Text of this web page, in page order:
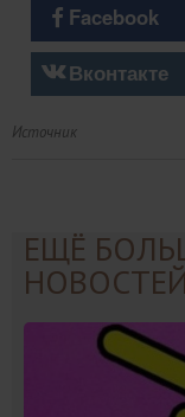
Facebook
Вконтакте
Источник
ЕЩЁ